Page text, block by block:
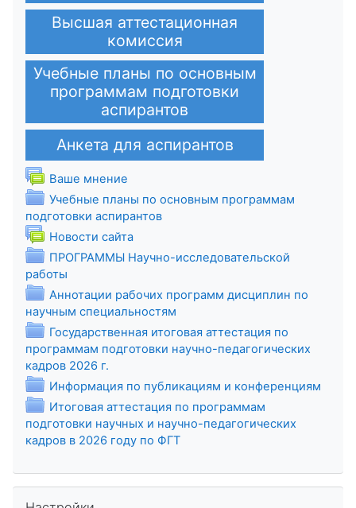
Высшая аттестационная
комиссия
Учебные планы по основным
программам подготовки
аспирантов
Анкета для аспирантов
Ваше мнение
Учебные планы по основным программам
подготовки аспирантовПапка
Новости сайта
ПРОГРАММЫ Научно-исследовательской
работы
Аннотации рабочих программ дисциплин по
научным специальностям
Государственная итоговая аттестация по
программам подготовки научно-педагогических
кадров 2026 г.
Информация по публикациям и конференциям
Итоговая аттестация по программам
подготовки научных и научно-педагогических
кадров в 2026 году по ФГТПапка